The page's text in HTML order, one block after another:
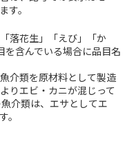
す。
落花生」「えび」「か
を含んでいる場合に品目名
介類を原材料として製造
りエビ・カニが混じって
介類は、エサとしてエ
。